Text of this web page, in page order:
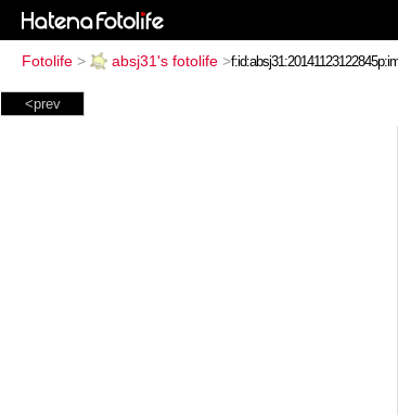
Fotolife > absj31's fotolife >
<prev